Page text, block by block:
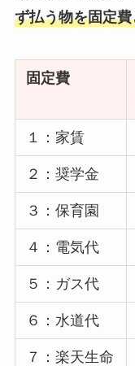
ず払う物を固定
固定費
１：家賃
２：奨学金
３：保育園
４：電気代
５：ガス代
６：水道代
７：楽天生命